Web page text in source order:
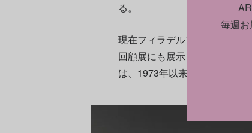
る。
現在フィラデルフィア美術館
回顧展にも展示される。《階
は、1973年以来のことだ。
毎週お